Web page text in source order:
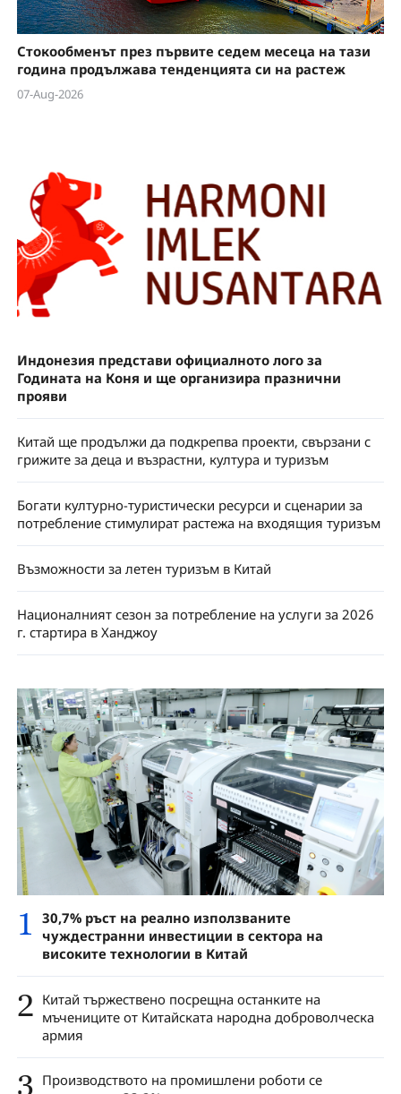
Стокообменът през първите седем месеца на тази
година продължава тенденцията си на растеж
07-Aug-2026
Индонезия представи официалното лого за
Годината на Коня и ще организира празнични
прояви
Китай ще продължи да подкрепва проекти, свързани с
грижите за деца и възрастни, култура и туризъм
Богати културно-туристически ресурси и сценарии за
потребление стимулират растежа на входящия туризъм
Възможности за летен туризъм в Китай
Националният сезон за потребление на услуги за 2026
г. стартира в Ханджоу
1
30,7% ръст на реално използваните
чуждестранни инвестиции в сектора на
високите технологии в Китай
2 Китай тържествено посрещна останките на
мъчениците от Китайската народна доброволческа
армия
3 Производството на промишлени роботи се